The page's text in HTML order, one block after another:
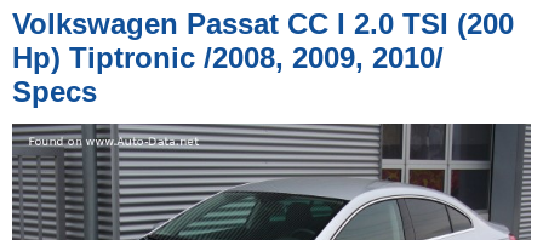
щ
е
и
е
Volkswagen Passat CC I 2.0 TSI (200
Hp) Tiptronic /2008, 2009, 2010/
Specs